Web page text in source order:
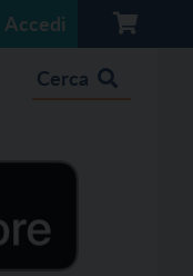
Accedi
Cerca